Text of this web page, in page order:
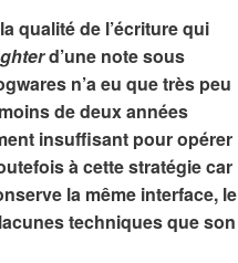
qualité de l’écriture qui
d’une note sous
n’a eu que très peu
de deux années
insuffisant pour opérer
à cette stratégie car
la même interface, le
techniques que son